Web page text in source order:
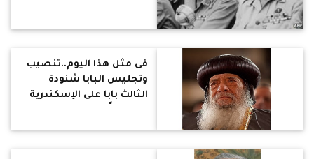
فى مثل هذا اليوم..تنصيب
وتجليس البابا شنودة
الثالث بابا على الإسكندرية